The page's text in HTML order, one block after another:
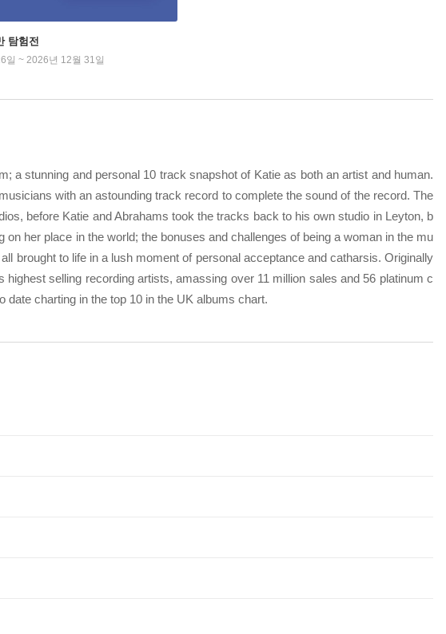
탐험전
일 ~ 2026년 12월 31일
a stunning and personal 10 track snapshot of Katie as both an artist and human.
with an astounding track record to complete the sound of the record. The
before Katie and Abrahams took the tracks back to his own studio in Leyton, b
her place in the world; the bonuses and challenges of being a woman in the mu
brought to life in a lush moment of personal acceptance and catharsis. Originally
selling recording artists, amassing over 11 million sales and 56 platinum c
charting in the top 10 in the UK albums chart.